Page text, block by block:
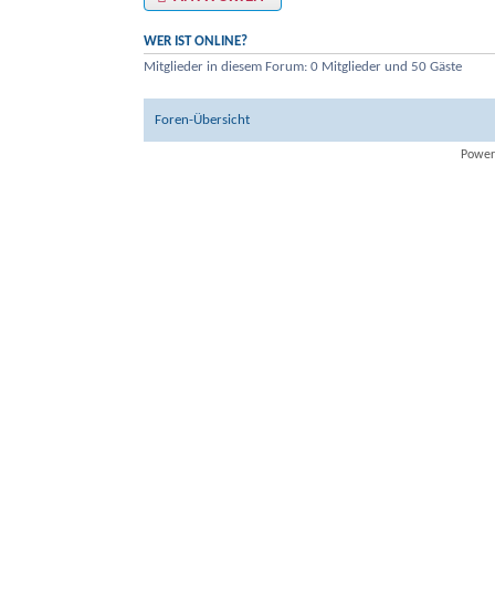
WER IST ONLINE?
Mitglieder in diesem Forum: 0 Mitglieder und 50 Gäste
Foren-Übersicht